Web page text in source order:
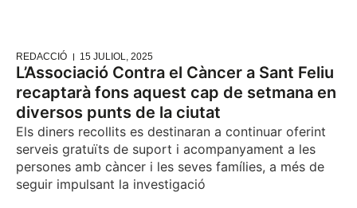
REDACCIÓ 15 JULIOL, 2025
L’Associació Contra el Càncer a Sant Feliu
recaptarà fons aquest cap de setmana en
diversos punts de la ciutat
Els diners recollits es destinaran a continuar oferint
serveis gratuïts de suport i acompanyament a les
persones amb càncer i les seves famílies, a més de
seguir impulsant la investigació